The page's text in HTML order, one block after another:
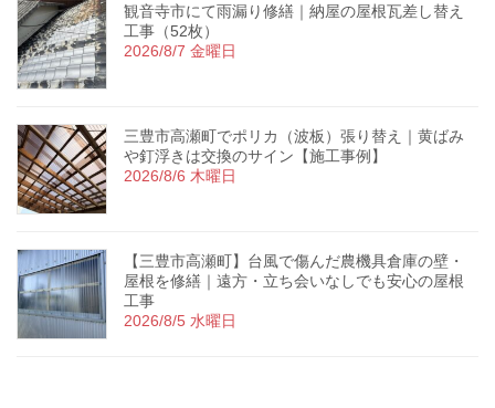
観音寺市にて雨漏り修繕｜納屋の屋根瓦差し替え
工事（52枚）
2026/8/7 金曜日
三豊市高瀬町でポリカ（波板）張り替え｜黄ばみ
や釘浮きは交換のサイン【施工事例】
2026/8/6 木曜日
【三豊市高瀬町】台風で傷んだ農機具倉庫の壁・
屋根を修繕｜遠方・立ち会いなしでも安心の屋根
工事
2026/8/5 水曜日